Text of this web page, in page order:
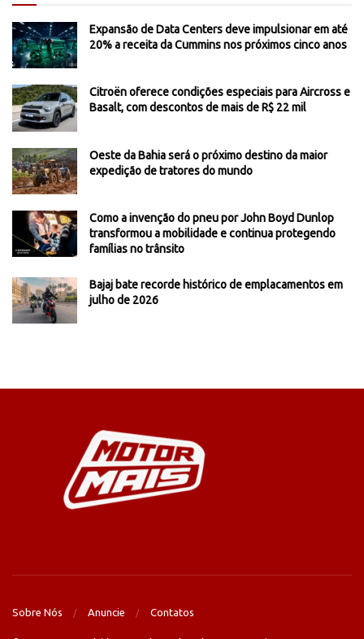
Expansão de Data Centers deve impulsionar em até
20% a receita da Cummins nos próximos cinco anos
Citroën oferece condições especiais para Aircross e
Basalt, com descontos de mais de R$ 22 mil
Oeste da Bahia será o próximo destino da maior
expedição de tratores do mundo
Como a invenção do pneu por John Boyd Dunlop
transformou a mobilidade e continua protegendo
famílias no trânsito
Bajaj bate recorde histórico de emplacamentos em
julho de 2026
Sobre Nós Anuncie Contatos